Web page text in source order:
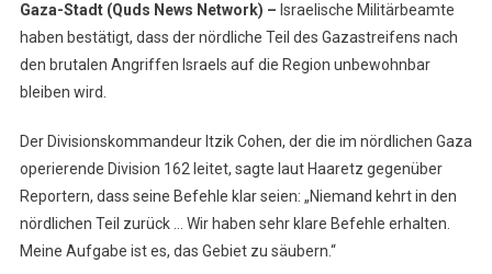
Gaza-Stadt (Quds News Network) – Israelische Militärbeamte
haben bestätigt, dass der nördliche Teil des Gazastreifens nach
den brutalen Angriffen Israels auf die Region unbewohnbar
bleiben wird.
Der Divisionskommandeur Itzik Cohen, der die im nördlichen Gaza
operierende Division 162 leitet, sagte laut Haaretz gegenüber
Reportern, dass seine Befehle klar seien: „Niemand kehrt in den
nördlichen Teil zurück … Wir haben sehr klare Befehle erhalten.
Meine Aufgabe ist es, das Gebiet zu säubern.“